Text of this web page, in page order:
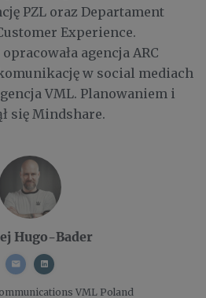
PZL oraz Departament
Experience.
agencja ARC
w social mediach
VML. Planowaniem i
się Mindshare.
Hugo-Bader
VML Poland